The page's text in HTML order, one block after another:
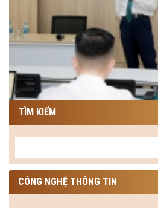
TÌM KIẾM
CÔNG NGHỆ THÔNG TIN